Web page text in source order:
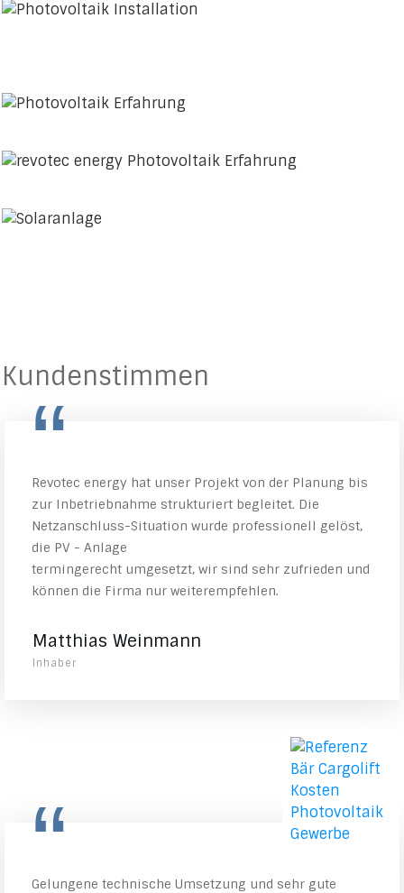
Kundenstimmen
“
Revotec energy hat unser Projekt von der Planung bis
zur Inbetriebnahme strukturiert begleitet. Die
Netzanschluss-Situation wurde professionell gelöst,
die PV - Anlage
termingerecht umgesetzt, wir sind sehr zufrieden und
können die Firma nur weiterempfehlen.
Matthias Weinmann
Inhaber
“
Gelungene technische Umsetzung und sehr gute